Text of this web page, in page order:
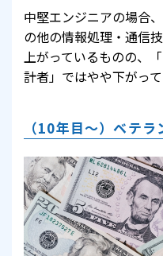
中堅エンジニアの場合
の他の情報処理・通信
上がっているものの、
計者」ではやや下がっ
（10年目～）ベテ